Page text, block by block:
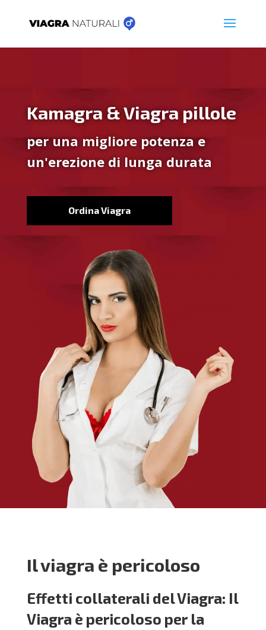
Kamagra & Viagra pillole
per una migliore potenza e
un'erezione di lunga durata
Ordina Viagra
Il viagra è pericoloso
Effetti collaterali del Viagra: Il
Viagra è pericoloso per la